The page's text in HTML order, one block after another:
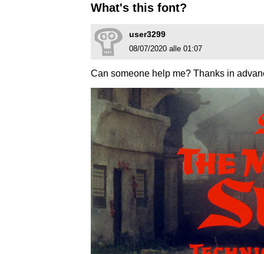
What's this font?
user3299
08/07/2020 alle 01:07
Can someone help me? Thanks in